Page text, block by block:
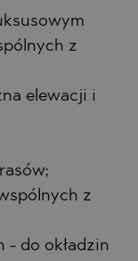
z
elewacji i
z
- do okładzin